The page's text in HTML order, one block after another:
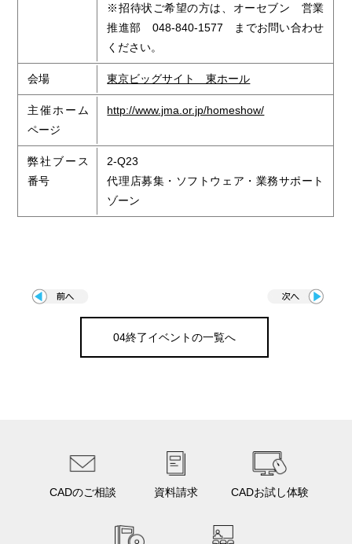
※招待状ご希望の方は、オーセブン 営業
推進部 048-840-1577 までお問い合わせ
ください。
会場 東京ビッグサイト 東ホール
主催ホーム
ページ
http://www.jma.or.jp/homeshow/
弊社ブース
番号
2-Q23
代理店募集・ソフトウェア・業務サポート
ゾーン
04終了イベントの一覧へ
CADのご相談 資料請求 CADお試し体験